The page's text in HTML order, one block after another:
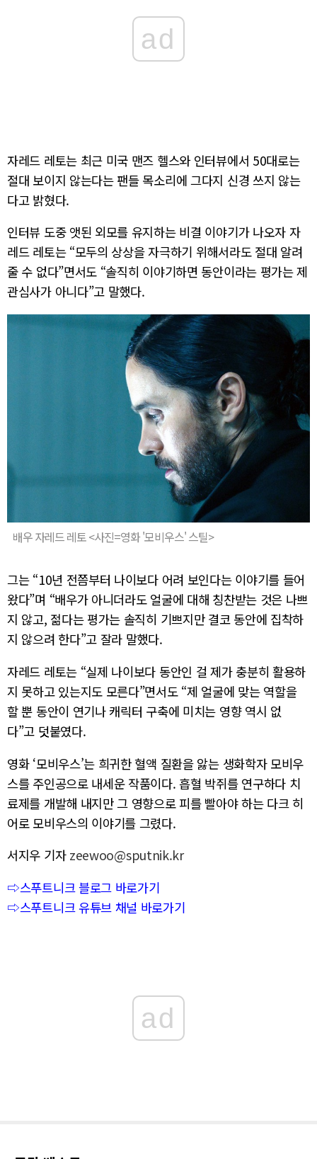
ad
자레드 레토는 최근 미국 맨즈 헬스와 인터뷰에서 50대로는
절대 보이지 않는다는 팬들 목소리에 그다지 신경 쓰지 않는
다고 밝혔다.
인터뷰 도중 앳된 외모를 유지하는 비결 이야기가 나오자 자
레드 레토는 “모두의 상상을 자극하기 위해서라도 절대 알려
줄 수 없다”면서도 “솔직히 이야기하면 동안이라는 평가는 제
관심사가 아니다”고 말했다.
배우 자레드 레토 <사진=영화 '모비우스' 스틸>
그는 “10년 전쯤부터 나이보다 어려 보인다는 이야기를 들어
왔다”며 “배우가 아니더라도 얼굴에 대해 칭찬받는 것은 나쁘
지 않고, 젊다는 평가는 솔직히 기쁘지만 결코 동안에 집착하
지 않으려 한다”고 잘라 말했다.
자레드 레토는 “실제 나이보다 동안인 걸 제가 충분히 활용하
지 못하고 있는지도 모른다”면서도 “제 얼굴에 맞는 역할을
할 뿐 동안이 연기나 캐릭터 구축에 미치는 영향 역시 없
다”고 덧붙였다.
영화 ‘모비우스’는 희귀한 혈액 질환을 앓는 생화학자 모비우
스를 주인공으로 내세운 작품이다. 흡혈 박쥐를 연구하다 치
료제를 개발해 내지만 그 영향으로 피를 빨아야 하는 다크 히
어로 모비우스의 이야기를 그렸다.
서지우 기자 zeewoo@sputnik.kr
⇨스푸트니크 블로그 바로가기
⇨스푸트니크 유튜브 채널 바로가기
ad